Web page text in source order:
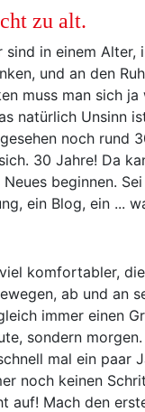
zu alt.
in einem Alter,
und an den
muss man sich
natürlich Unsinn
noch rund
30 Jahre! Da
beginnen.
ein Blog, ein ...
komfortabler,
ab und an
immer einen
sondern
mal ein paar
noch keinen
auf! Mach den